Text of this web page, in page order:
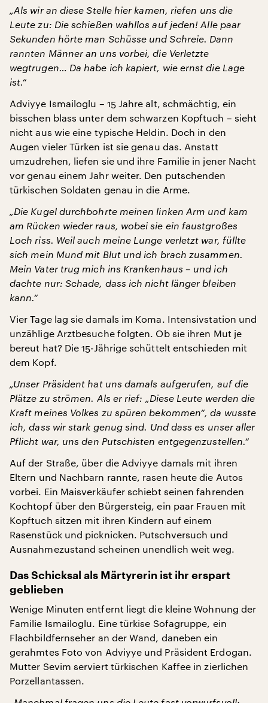
„Als wir an diese Stelle hier kamen, riefen uns die
Leute zu: Die schießen wahllos auf jeden! Alle paar
Sekunden hörte man Schüsse und Schreie. Dann
rannten Männer an uns vorbei, die Verletzte
wegtrugen… Da habe ich kapiert, wie ernst die Lage
ist.“
Adviyye Ismailoglu – 15 Jahre alt, schmächtig, ein
bisschen blass unter dem schwarzen Kopftuch – sieht
nicht aus wie eine typische Heldin. Doch in den
Augen vieler Türken ist sie genau das. Anstatt
umzudrehen, liefen sie und ihre Familie in jener Nacht
vor genau einem Jahr weiter. Den putschenden
türkischen Soldaten genau in die Arme.
„Die Kugel durchbohrte meinen linken Arm und kam
am Rücken wieder raus, wobei sie ein faustgroßes
Loch riss. Weil auch meine Lunge verletzt war, füllte
sich mein Mund mit Blut und ich brach zusammen.
Mein Vater trug mich ins Krankenhaus – und ich
dachte nur: Schade, dass ich nicht länger bleiben
kann.“
Vier Tage lag sie damals im Koma. Intensivstation und
unzählige Arztbesuche folgten. Ob sie ihren Mut je
bereut hat? Die 15-Jährige schüttelt entschieden mit
dem Kopf.
„Unser Präsident hat uns damals aufgerufen, auf die
Plätze zu strömen. Als er rief: „Diese Leute werden die
Kraft meines Volkes zu spüren bekommen“, da wusste
ich, dass wir stark genug sind. Und dass es unser aller
Pflicht war, uns den Putschisten entgegenzustellen.“
Auf der Straße, über die Adviyye damals mit ihren
Eltern und Nachbarn rannte, rasen heute die Autos
vorbei. Ein Maisverkäufer schiebt seinen fahrenden
Kochtopf über den Bürgersteig, ein paar Frauen mit
Kopftuch sitzen mit ihren Kindern auf einem
Rasenstück und picknicken. Putschversuch und
Ausnahmezustand scheinen unendlich weit weg.
Das Schicksal als Märtyrerin ist ihr erspart
geblieben
Wenige Minuten entfernt liegt die kleine Wohnung der
Familie Ismailoglu. Eine türkise Sofagruppe, ein
Flachbildfernseher an der Wand, daneben ein
gerahmtes Foto von Adviyye und Präsident Erdogan.
Mutter Sevim serviert türkischen Kaffee in zierlichen
Porzellantassen.